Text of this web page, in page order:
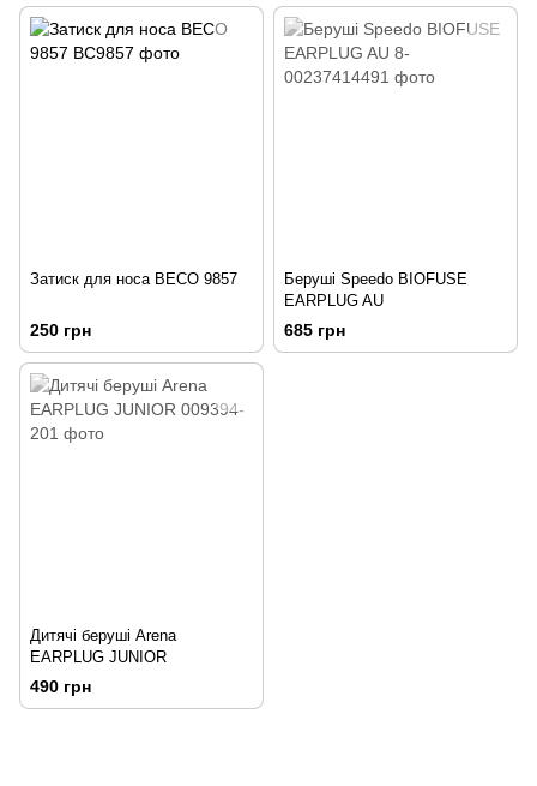
Затиск для носа BECO 9857
250 грн
Беруші Speedo BIOFUSE
EARPLUG AU
685 грн
Дитячі беруші Arena
EARPLUG JUNIOR
490 грн